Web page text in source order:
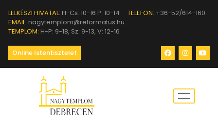
LELKÉSZI HIVATAL: H-Cs: 10-16 P: 10-14 TELEFON: +36-52/614-160
EMAIL: nagytemplom@reformatus.hu
TEMPLOM: H-P: 9-18, Sz: 9-13, V: 12-16
Online Istentisztelet